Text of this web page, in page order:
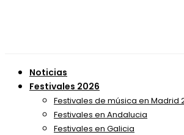
Noticias
Festivales 2026
Festivales de música en Madrid
Festivales en Andalucia
Festivales en Galicia